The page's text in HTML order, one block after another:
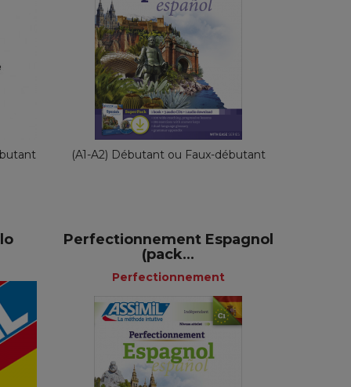
(A1-A2) Débutant ou Faux-débutant
Sans Peine
65,90 €
Perfectionnement Espagnol
(pack...
Perfectionnement
+
Perfectionnement